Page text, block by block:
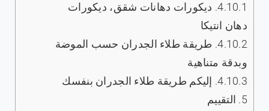
4.10.1. ديكورات دهانات شقق، ديكورات
دهان انتيكا
4.10.2. طريقة طلاء الجدران حسب الموضة
وبدقة متناهية
4.10.3. إليكم طريقة طلاء الجدران بنفسك
5. التقييم